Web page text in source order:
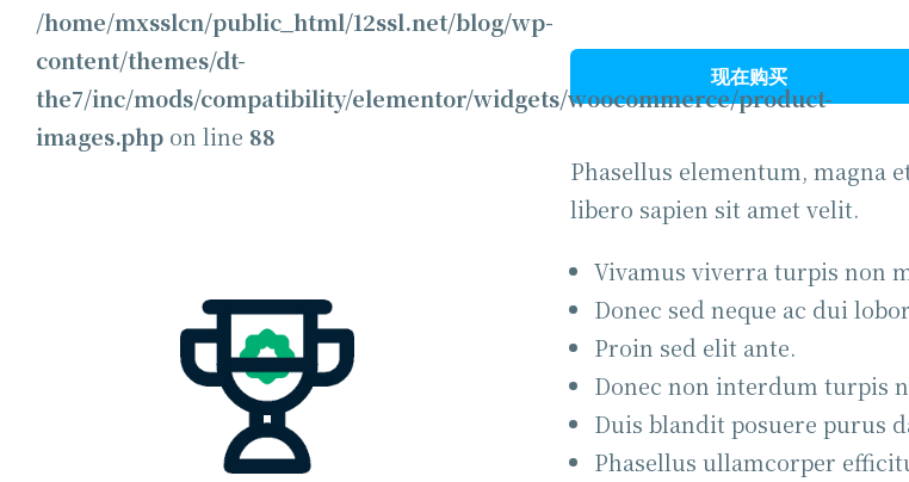
/home/mxsslcn/public_html/12ssl.net/blog/wp-
content/themes/dt-
the7/inc/mods/compatibility/elementor/widgets/woocommerce/product-
images.php on line 88
现在购买
Phasellus elementum, magna
libero sapien sit amet velit.
Vivamus viverra turpis non
Donec sed neque ac dui
Proin sed elit ante.
Donec non interdum turpis
Duis blandit posuere purus
Phasellus ullamcorper